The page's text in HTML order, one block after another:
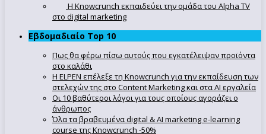
Η Knowcrunch εκπαιδεύει την ομάδα του Alpha TV
στο digital marketing
Εβδομαδιαίο Top 10
Πως θα φέρω πίσω αυτούς που εγκατέλειψαν προϊόντα
στο καλάθι
Η ELPEN επέλεξε τη Knowcrunch για την εκπαίδευση των
στελεχών της στο Content Marketing και στα AI εργαλεία
Οι 10 βαθύτεροι λόγοι για τους οποίους αγοράζει ο
άνθρωπος
Όλα τα βραβευμένα digital & AI marketing e-learning
course της Knowcrunch -50%